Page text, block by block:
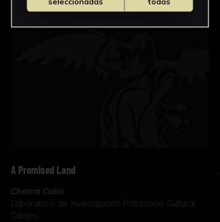
A Promised Land
Chema Cobo
Laboratorio de Investigación Patrimonio Cultural
Dibujos